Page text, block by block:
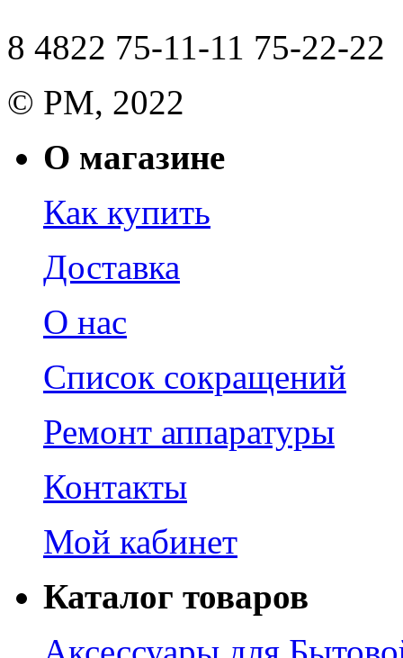
8 4822 75-11-11 75-22-22
© РМ, 2022
О магазине
Как купить
Доставка
О нас
Список сокращений
Ремонт аппаратуры
Контакты
Мой кабинет
Каталог товаров